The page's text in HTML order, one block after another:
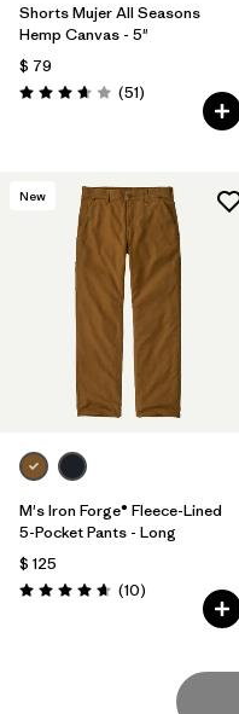
Shorts Mujer All Seasons
Hemp Canvas - 5"
$ 79
Valoración: 3.7 / 5
(51Comentarios
)
New
M's Iron Forge® Fleece-Lined
5-Pocket Pants - Long
$ 125
Valoración: 4.7 / 5
(10Comentarios
)